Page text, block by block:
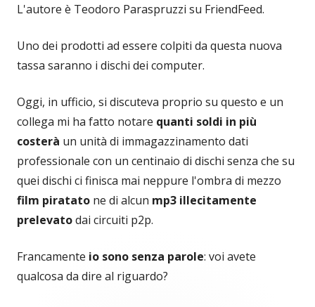
L'autore è Teodoro Paraspruzzi su FriendFeed.
Uno dei prodotti ad essere colpiti da questa nuova
tassa saranno i dischi dei computer.
Oggi, in ufficio, si discuteva proprio su questo e un
collega mi ha fatto notare quanti soldi in più
costerà un unità di immagazzinamento dati
professionale con un centinaio di dischi senza che su
quei dischi ci finisca mai neppure l'ombra di mezzo
film piratato ne di alcun mp3 illecitamente
prelevatodai circuiti p2p.
Francamente io sono senza parole: voi avete
qualcosa da dire al riguardo?